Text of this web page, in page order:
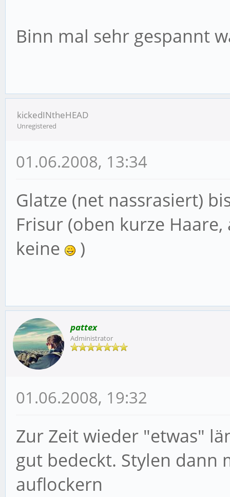
Binn mal sehr gespannt
kickedINtheHEAD
Unregistered
01.06.2008, 13:34
Glatze (net nassrasiert)
Frisur (oben kurze
keine
)
pattex
Administrator
01.06.2008, 19:32
Zur Zeit wieder "etwas"
gut bedeckt. Stylen dann
auflockern